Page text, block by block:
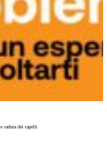
caduta dei capelli